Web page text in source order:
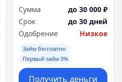
Сумма
до 30 000 ₽
Срок
до 30 дней
Одобрение
Низкое
Займ бесплатно
Первый займ 0%
Получить деньги